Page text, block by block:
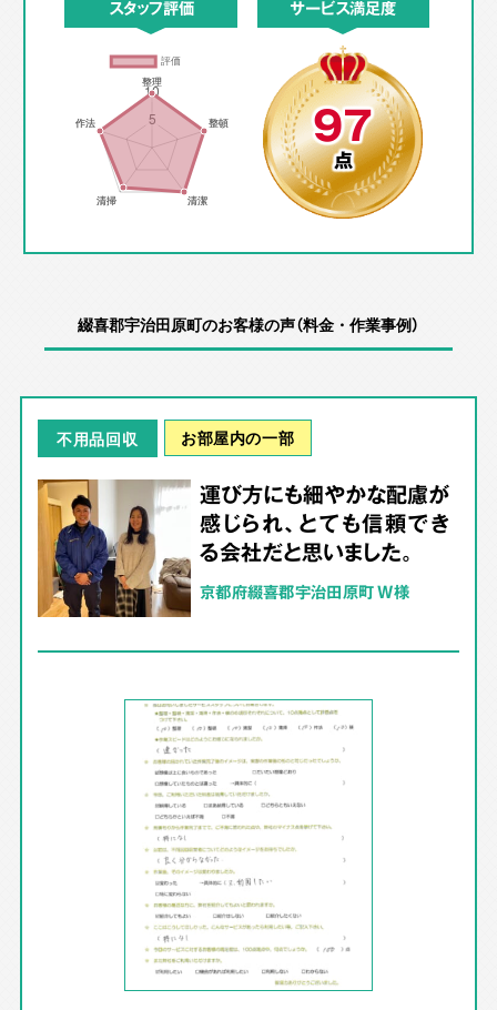
スタッフ評価 サービス満足度
97
点
綴喜郡宇治田原町のお客様の声（料金・作業事例）
不用品回収 お部屋内の一部
運び方にも細やかな配慮が
感じられ、とても信頼でき
る会社だと思いました。
京都府綴喜郡宇治田原町 W様